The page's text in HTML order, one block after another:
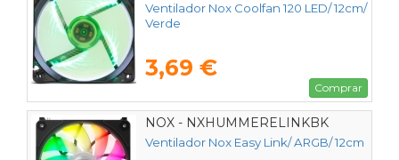
Ventilador Nox Coolfan 120 LED/ 12cm/
Verde
3,69 €
Comprar
NOX - NXHUMMERELINKBK
Ventilador Nox Easy Link/ ARGB/ 12cm